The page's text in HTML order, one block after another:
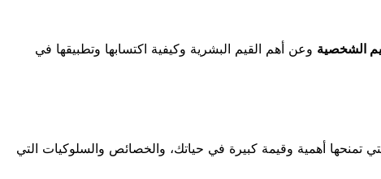
الشخصية وعن أهم القيم البشرية وكيفية اكتسابها وتطبيقها في
تمنحها أهمية وقيمة كبيرة في حياتك، والخصائص والسلوكيات التي